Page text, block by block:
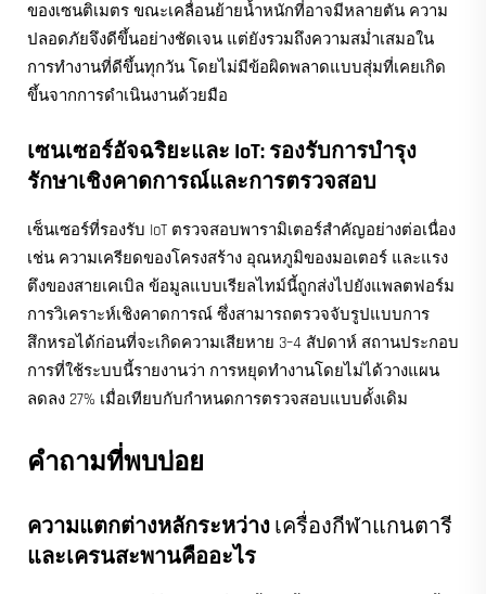
ของเซนติเมตร ขณะเคลื่อนย้ายน้ำหนักที่อาจมีหลายตัน ความ
ปลอดภัยจึงดีขึ้นอย่างชัดเจน แต่ยังรวมถึงความสม่ำเสมอใน
การทำงานที่ดีขึ้นทุกวัน โดยไม่มีข้อผิดพลาดแบบสุ่มที่เคยเกิด
ขึ้นจากการดำเนินงานด้วยมือ
เซนเซอร์อัจฉริยะและ IoT: รองรับการบำรุง
รักษาเชิงคาดการณ์และการตรวจสอบ
เซ็นเซอร์ที่รองรับ IoT ตรวจสอบพารามิเตอร์สำคัญอย่างต่อเนื่อง
เช่น ความเครียดของโครงสร้าง อุณหภูมิของมอเตอร์ และแรง
ตึงของสายเคเบิล ข้อมูลแบบเรียลไทม์นี้ถูกส่งไปยังแพลตฟอร์ม
การวิเคราะห์เชิงคาดการณ์ ซึ่งสามารถตรวจจับรูปแบบการ
สึกหรอได้ก่อนที่จะเกิดความเสียหาย 3–4 สัปดาห์ สถานประกอบ
การที่ใช้ระบบนี้รายงานว่า การหยุดทำงานโดยไม่ได้วางแผน
ลดลง 27% เมื่อเทียบกับกำหนดการตรวจสอบแบบดั้งเดิม
คำถามที่พบบ่อย
ความแตกต่างหลักระหว่างเครื่องกีฬาแกนตารี
และเครนสะพานคืออะไร